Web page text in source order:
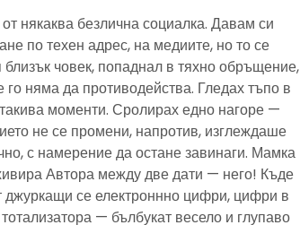
някаква безлична социалка. Давам си
по техен адрес, на медиите, но то се
човек, попаднал в тяхно обръщение,
няма да противодейства. Гледах тъпо в
моменти. Сролирах едно нагоре —
не се промени, напротив, изглеждаше
с намерение да остане завинаги. Мамка
Автора между две дати — него! Къде
джуркащи се електроннно цифри, цифри в
— бълбукат весело и глупаво